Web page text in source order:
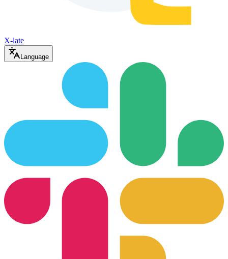
X-late
Language